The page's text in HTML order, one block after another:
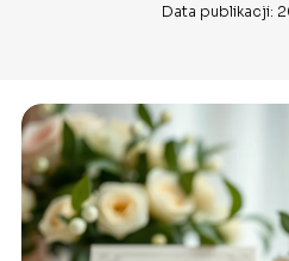
Data publikacji: